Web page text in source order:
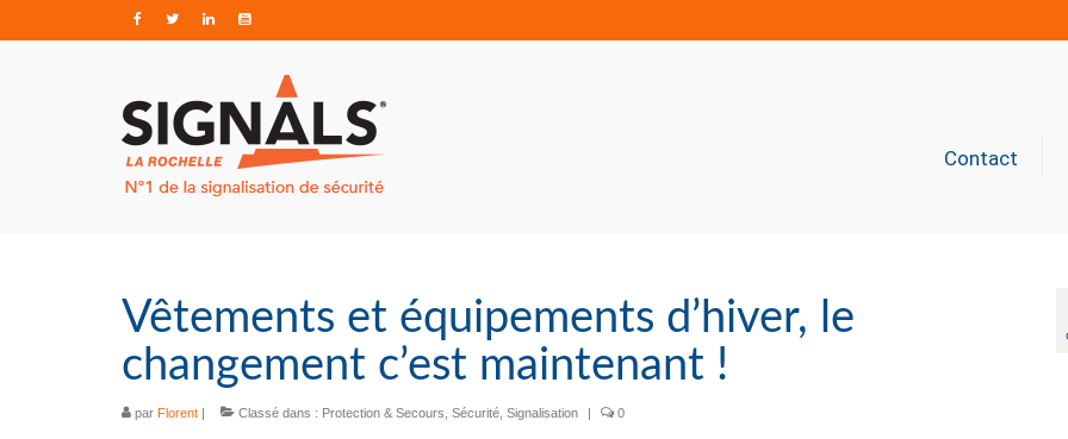
Contact
Vêtements et équipements d’hiver, le
changement c’est maintenant !
par Florent | Classé dans : Protection & Secours Sécurité Signalisation | 0